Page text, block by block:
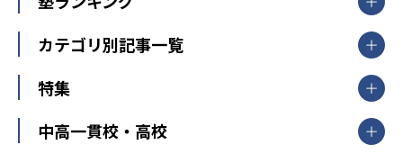
東京都
神奈川県
茨城県
栃木県
群馬県
新潟県
中部
愛知県
静岡県
長野県
明光義塾
個別教室のトライ
武田塾
オンライン指導
中学受験ランキング
カテゴリ別記事一覧
中学受験
大学受験
特集
開成番長直伝！子どもの受験を成功させる方法
中高一貫校・高校